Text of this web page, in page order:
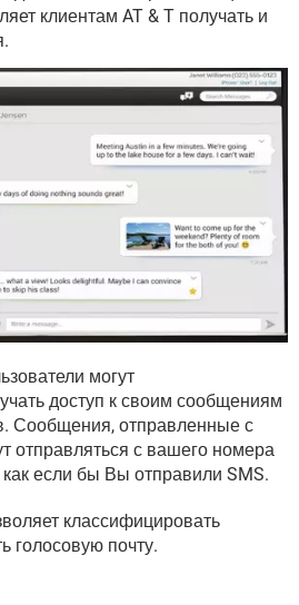
клиентам AT & T получать и
могут
доступ к своим сообщениям
Сообщения, отправленные с
отправляться с вашего номера
если бы Вы отправили SMS.
классифицировать
голосовую почту.